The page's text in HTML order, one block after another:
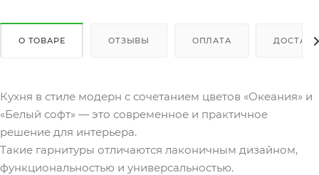
О ТОВАРЕ ОТЗЫВЫ ОПЛАТА
Кухня в стиле модерн с сочетанием цветов «Океания» и
«Белый софт» — это современное и практичное
решение для интерьера.
Такие гарнитуры отличаются лаконичным дизайном,
функциональностью и универсальностью.